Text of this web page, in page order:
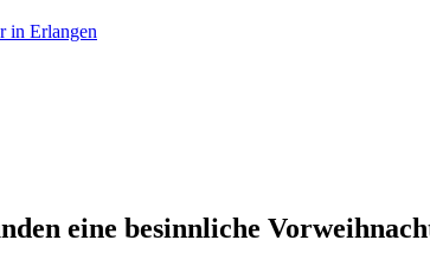
in Erlangen
eine besinnliche